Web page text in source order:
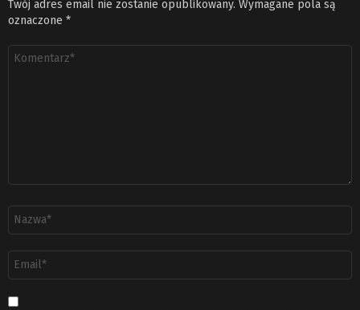
Twój adres email nie zostanie opublikowany. Wymagane pola są
oznaczone *
email
*